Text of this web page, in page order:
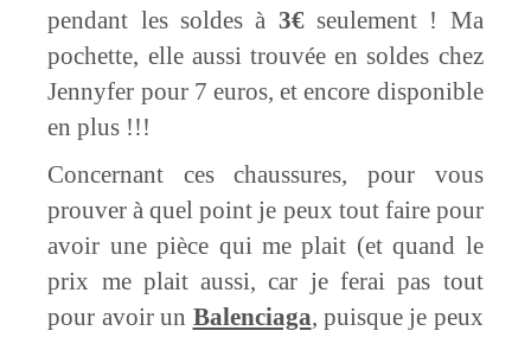
pendant les soldes à 3€seulement ! Ma
pochette, elle aussi trouvée en soldes chez
Jennyfer pour 7 euros, et encore disponible
en plus !!!
Concernant ces chaussures, pour vous
prouver à quel point je peux tout faire pour
avoir une pièce qui me plait (et quand le
prix me plait aussi, car je ferai pas tout
pour avoir un Balenciaga, puisque je peux